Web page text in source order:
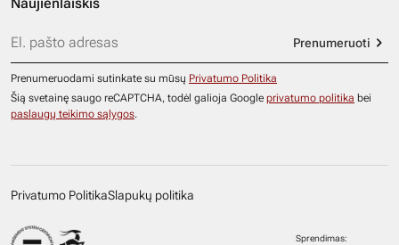
Prenumeruoti
Prenumeruodami sutinkate su mūsų Privatumo Politika
Šią svetainę saugo reCAPTCHA, todėl galioja Google privatumo politika bei
paslaugų teikimo sąlygos.
Privatumo PolitikaSlapukų politika
Sprendimas: